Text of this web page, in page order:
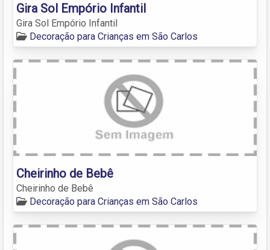
Gira Sol Empório Infantil
Gira Sol Empório Infantil
Decoração para Crianças em São Carlos
Cheirinho de Bebê
Cheirinho de Bebê
Decoração para Crianças em São Carlos